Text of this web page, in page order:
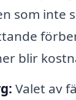
som inte
blir
Valet av